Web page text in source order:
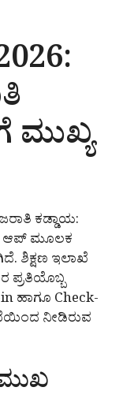
ಮುಖ್ಯ
ಕಡ್ಡಾಯ:
ಆಪ್ ಮೂಲಕ
ಶಿಕ್ಷಣ ಇಲಾಖೆ
ಪ್ರತಿಯೊಬ್ಬ
ಹಾಗೂ Check-
ನೀಡಿರುವ